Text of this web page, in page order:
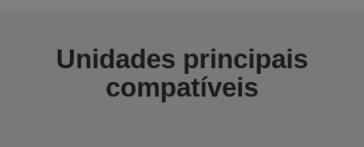
Unidades principais
compatíveis